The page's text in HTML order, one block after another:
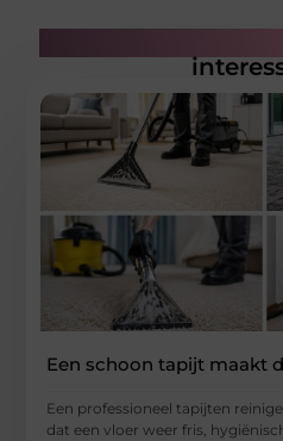
Een schoon tapijt maakt
Een professioneel tapijten
dat een vloer weer fris,